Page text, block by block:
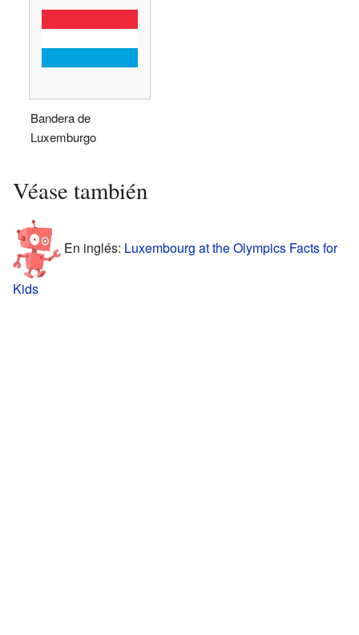
Bandera de
Luxemburgo
Véase también
En inglés: Luxembourg at the Olympics Facts for
Kids